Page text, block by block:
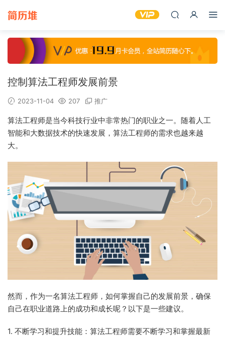
控制算法工程师发展前景
2023-11-04 207 推广
算法工程师是当今科技行业中非常热门的职业之一。随着人工
智能和大数据技术的快速发展，算法工程师的需求也越来越
大。
然而，作为一名算法工程师，如何掌握自己的发展前景，确保
自己在职业道路上的成功和成长呢？以下是一些建议。
1. 不断学习和提升技能：算法工程师需要不断学习和掌握最新